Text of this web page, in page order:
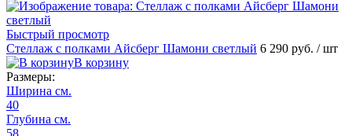
Быстрый просмотр
Стеллаж с полками Айсберг Шамони светлый 6 290 руб. / шт
В корзину
Размеры:
Ширина см.
40
Глубина см.